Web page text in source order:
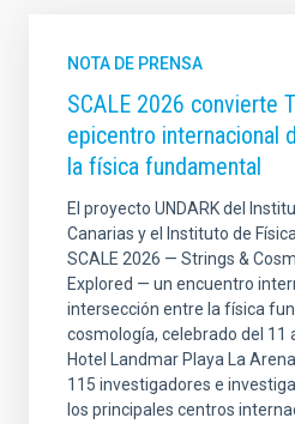
NOTA DE PRENSA
SCALE 2026 convierte
epicentro internacional
la física fundamental
El proyecto UNDARK del
Canarias y el Instituto de
SCALE 2026 — Strings &
Explored — un encuentro
intersección entre la física
cosmología, celebrado del 11
Hotel Landmar Playa La
115 investigadores e
los principales centros